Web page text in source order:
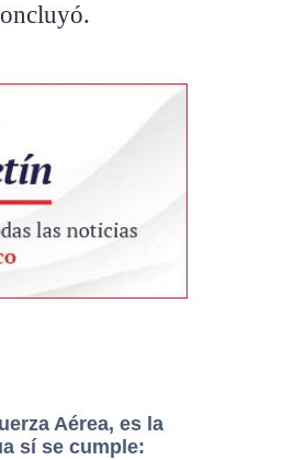
Aérea, es la
sí se cumple: